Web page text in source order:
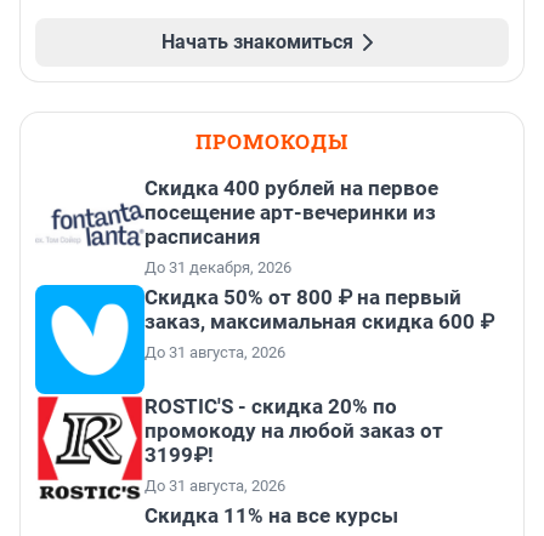
Начать знакомиться
ПРОМОКОДЫ
Cкидка 400 рублей на первое
посещение арт-вечеринки из
расписания
До 31 декабря, 2026
Скидка 50% от 800 ₽ на первый
заказ, максимальная скидка 600 ₽
До 31 августа, 2026
ROSTIC'S - скидка 20% по
промокоду на любой заказ от
3199₽!
До 31 августа, 2026
Скидка 11% на все курсы